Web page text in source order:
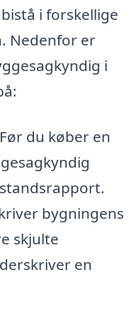
i forskellige
Nedenfor er
i
Før du køber en
bygningens
skjulte
en